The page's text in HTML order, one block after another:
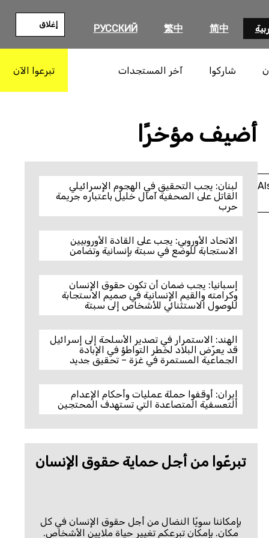
简中
繁中
РУССКИЙ إغلاق
شاركوا آخر المستجدات تبرعوا الآن
أضيف مؤخرًا
لبنان: يجب التحقيق في الهجوم الإسرائيلي
القاتل على الصحفية آمال خليل باعتباره جريمة
حرب
الاتحاد الأوروبي: يجب على القادة الأوروبيين
الاستجابة للوضع في سبتة بإنسانية وتضامن
إسبانيا: يجب ضمان أن تكون حقوق الإنسان
وكرامته والقيم الإنسانية في صميم الاستجابة
للوصول الاستثنائي للأشخاص إلى سبتة
الهند: الاستمرار في تصدير الأسلحة إلى إسرائيل
قد يعرّض البلاد لخطر التواطؤ في الإبادة
الجماعية المستمرة في غزة – تحقيق جديد
إيران: أوقفوا حملة عمليات وأحكام الإعدام
التعسفية المتصاعدة التي تستهدف المحتجين
تبرعّوا من أجل حماية حقوق الإنسان
بإمكاننا سويًا النضال من أجل حقوق الإنسان في كل
مكان. بإمكان تبرعكم تغيير حياة ملايين الأشخاص.